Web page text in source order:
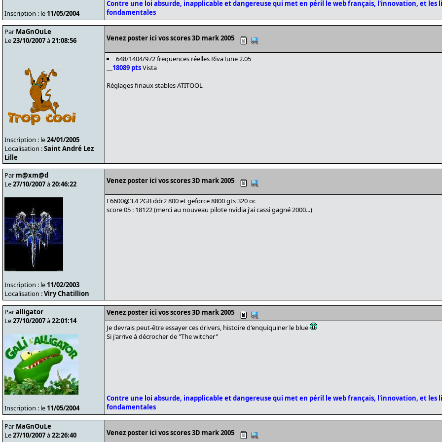
Inscription : le 11/05/2004
Contre une loi absurde, inapplicable et dangereuse qui met en péril le web français, l'innovation, et les
fondamentales
Par MaGnOuLe
Le23/10/2007à21:08:56
Inscription : le24/01/2005
Localisation :Saint André Lez
Lille
Venez poster ici vos scores 3D mark 2005
648/1404/972 frequences réelles RivaTune 2.05
18089 ptsVista
Réglages finaux stables ATITOOL
Par m@xm@d
Le27/10/2007à20:46:22
Inscription : le 11/02/2003
Localisation :Viry Chatillion
Venez poster ici vos scores 3D mark 2005
E6600@3.4 2GB ddr2 800 et geforce 8800 gts 320 oc
score 05 : 18122 (merci au nouveau pilote nvidia j'ai cassi gagné 2000...)
Paralligator
Le27/10/2007à22:01:14
Inscription : le 11/05/2004
Venez poster ici vos scores 3D mark 2005
Je devrais peut-être essayer ces drivers, histoire d'enquiquiner le blue
Si j'arrive à décrocher de "The witcher"
Contre une loi absurde, inapplicable et dangereuse qui met en péril le web français, l'innovation, et les
fondamentales
Par MaGnOuLe
Le27/10/2007à22:26:40 Venez poster ici vos scores 3D mark 2005